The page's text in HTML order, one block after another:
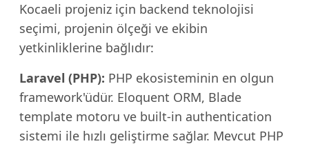
Kocaeli projeniz için backend teknolojisi
seçimi, projenin ölçeği ve ekibin
yetkinliklerine bağlıdır:
Laravel (PHP): PHP ekosisteminin en olgun
framework'üdür. Eloquent ORM, Blade
template motoru ve built-in authentication
sistemi ile hızlı geliştirme sağlar. Mevcut PHP